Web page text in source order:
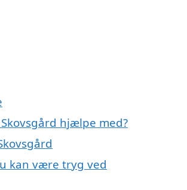
hjælpe med?
kan være tryg ved